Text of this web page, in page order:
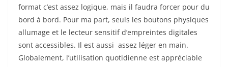
format c’est assez logique, mais il faudra forcer pour du
bord à bord. Pour ma part, seuls les boutons physiques
allumage et le lecteur sensitif d’empreintes digitales
sont accessibles. Il est aussi assez léger en main.
Globalement, l’utilisation quotidienne est appréciable